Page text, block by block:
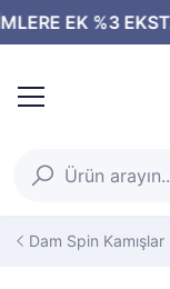
Dam Spin Kamışlar